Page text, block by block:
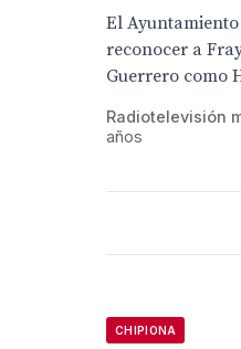
El
reconocer a
Guerrero como
Radiotelevisión
años
CHIPIONA